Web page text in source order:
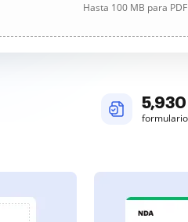
Hasta 100 MB para PDF
5,932